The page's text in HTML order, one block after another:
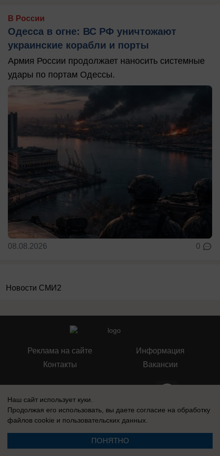
В России
Одесса в огне: ВС РФ уничтожают
украинские корабли и порты
Армия России продолжает наносить системные
удары по портам Одессы.
08.08.2026 0
Новости СМИ2
Реклама на сайте
Контакты
Информация
Вакансии
Запись о регистрации СМИ: Эл № ФС77-76112, выдано Федеральной
службой по надзору в сфере связи, информационных технологий и
Наш сайт использует куки.
Продолжая его использовать, вы даете согласие на обработку
файлов cookie и пользовательских данных.
ПОНЯТНО